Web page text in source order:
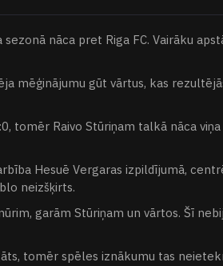
nāca pret Riga FC. Vairāku
mēģinājumu gūt vārtus, kas
tomēr Raivo Stūriņam talkā nāca
Hesuē Vergaras izpildījumā,
neizšķirts.
garām Stūriņam un vārtos. Šī
tomēr spēles iznākumu tas